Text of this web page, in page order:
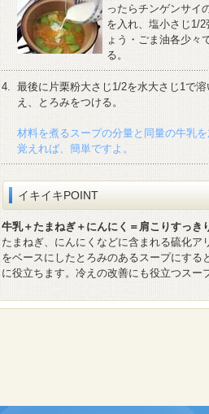
ったらチンゲンサイ
を入れ、塩小さじ1/2
ょう・ごま油各少々
る。
4. 最後に片栗粉大さじ1/2を水大さじ1で溶
え、とろみをつける。
材料を煮るスープの分量と同量の牛乳を
覚えれば、簡単ですよ。
イキイキPOINT
牛乳＋たまねぎ＋にんにく＝肩こりすっき
たまねぎ、にんにくなどに含まれる硫化ア
をベースにしたとろみのあるスープにす
に役立ちます。冷えの改善にも役立つスー